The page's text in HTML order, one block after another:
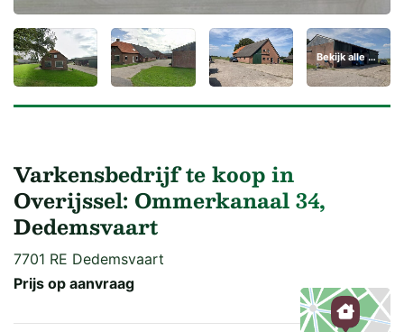
Bekijk alle 24 foto's
Varkensbedrijf te koop in
Overijssel: Ommerkanaal 34,
Dedemsvaart
7701 RE Dedemsvaart
Prijs op aanvraag